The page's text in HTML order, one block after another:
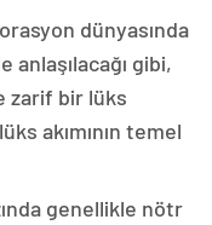
dünyasında
gibi,
zarif bir lüks
akımının temel
genellikle nötr